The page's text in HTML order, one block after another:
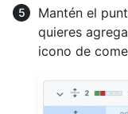
Mantén el
quieres
icono de